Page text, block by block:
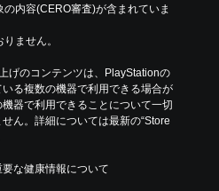
内容(CERO審査)が含まれていま
ません。
げのコンテンツは、PlayStationの
る複数の機器で利用できる場合が
器で利用できることについて一切
ん。詳細については最新の“Store
な健康情報について